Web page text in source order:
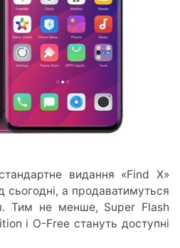
видання «Find X»
сьогодні, а продаватимуться
Тим не менше, Super Flash
і O-Free стануть доступні